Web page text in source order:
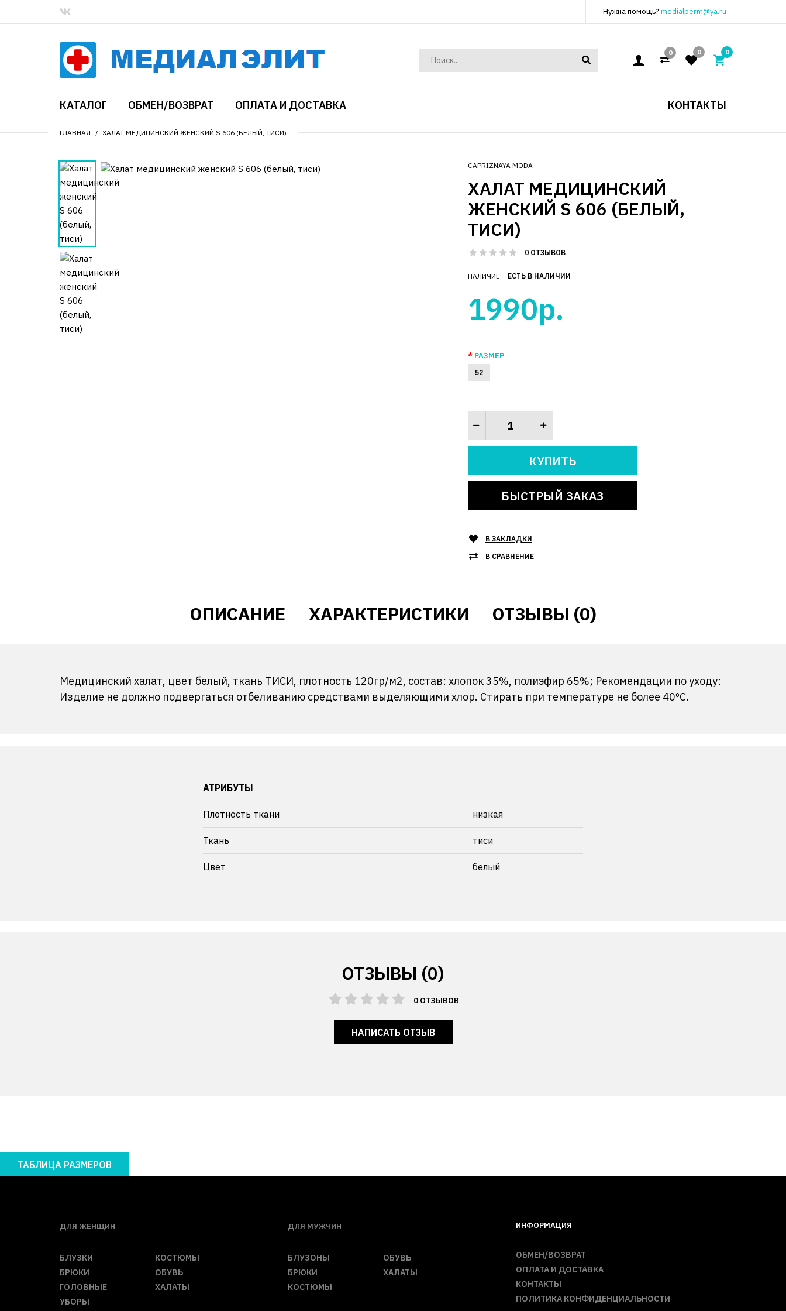
Нужна помощь?medialperm@ya.ru
0 0 0
КАТАЛОГ ОБМЕН/ВОЗВРАТ ОПЛАТА И ДОСТАВКА КОНТАКТЫ
ГЛАВНАЯ ХАЛАТ МЕДИЦИНСКИЙ ЖЕНСКИЙ S 606 (БЕЛЫЙ, ТИСИ)
CAPRIZNAYA MODA
ХАЛАТ МЕДИЦИНСКИЙ
ЖЕНСКИЙ S 606 (БЕЛЫЙ,
ТИСИ)
0 ОТЗЫВОВ
НАЛИЧИЕ: ЕСТЬ В НАЛИЧИИ
1990р.
РАЗМЕР
52
БЫСТРЫЙ ЗАКАЗ
В ЗАКЛАДКИ
В СРАВНЕНИЕ
ОПИСАНИЕ ХАРАКТЕРИСТИКИ ОТЗЫВЫ (0)
Медицинский халат, цвет белый, ткань ТИСИ, плотность 120гр/м2, состав: хлопок 35%, полиэфир 65%; Рекомендации по уходу:
Изделие не должно подвергаться отбеливанию средствами выделяющими хлор. Стирать при температуре не более 40ºС.
АТРИБУТЫ
Плотность ткани низкая
Ткань тиси
Цвет белый
ОТЗЫВЫ (0)
0 ОТЗЫВОВ
НАПИСАТЬ ОТЗЫВ
ТАБЛИЦА РАЗМЕРОВ
ДЛЯ ЖЕНЩИН
БЛУЗКИ
БРЮКИ
ГОЛОВНЫЕ
УБОРЫ
КОСТЮМЫ
ОБУВЬ
ХАЛАТЫ
ДЛЯ МУЖЧИН
БЛУЗОНЫ
БРЮКИ
КОСТЮМЫ
ОБУВЬ
ХАЛАТЫ
ИНФОРМАЦИЯ
ОБМЕН/ВОЗВРАТ
ОПЛАТА И ДОСТАВКА
КОНТАКТЫ
ПОЛИТИКА КОНФИДЕНЦИАЛЬНОСТИ